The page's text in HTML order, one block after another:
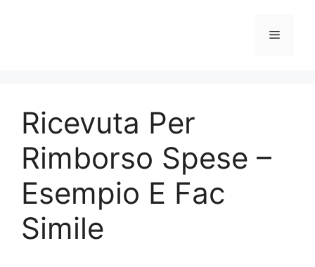
Menu
Ricevuta Per
Rimborso Spese –
Esempio E Fac
Simile